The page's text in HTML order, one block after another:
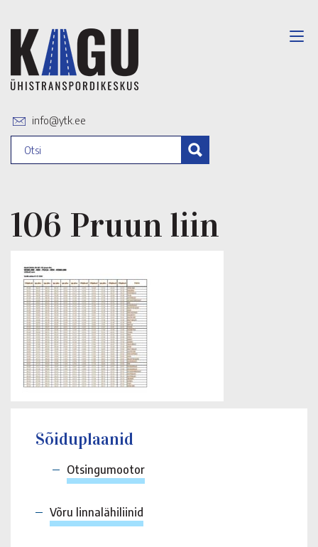
info@ytk.ee
106 Pruun liin
Sõiduplaanid
Otsingumootor
Võru linnalähiliinid